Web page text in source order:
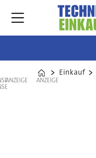
Home
Einkauf
ANZEIGE ANZEIGE